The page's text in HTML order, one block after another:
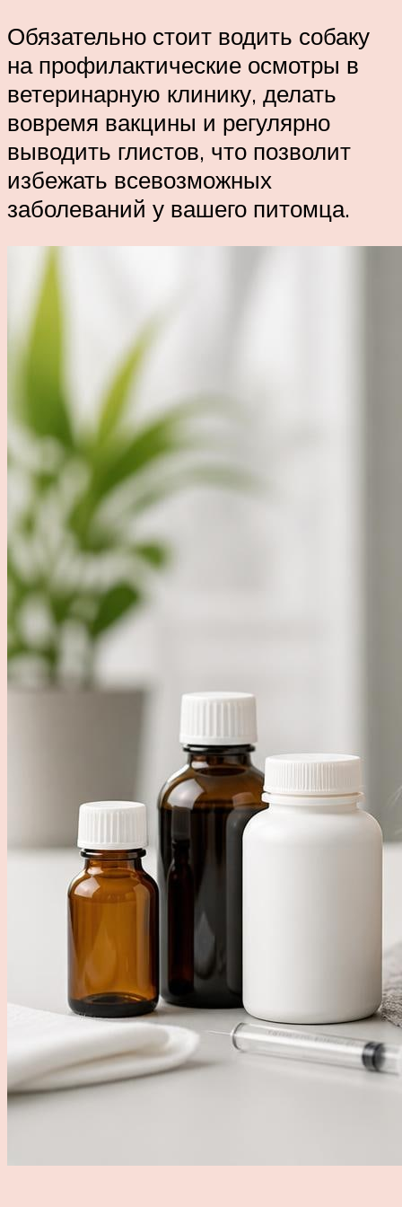
Обязательно стоит водить собаку
на профилактические осмотры в
ветеринарную клинику, делать
вовремя вакцины и регулярно
выводить глистов, что позволит
избежать всевозможных
заболеваний у вашего питомца.